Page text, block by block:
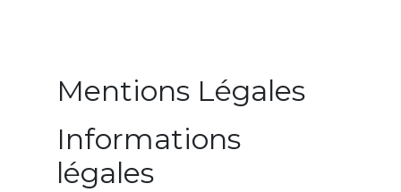
Mentions Légales
Informations
légales